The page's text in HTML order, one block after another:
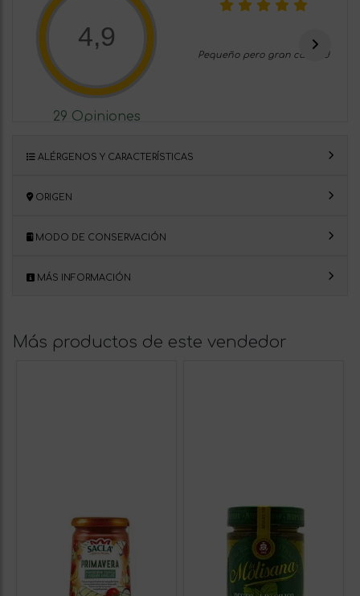
4,9
29 Opiniones
Pequeño pero gran calidad
ALÉRGENOS Y CARACTERÍSTICAS
ORIGEN
MODO DE CONSERVACIÓN
MÁS INFORMACIÓN
Más productos de este vendedor